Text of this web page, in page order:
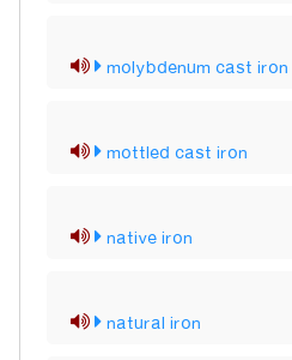
molybdenum cast iron
mottled cast iron
native iron
natural iron